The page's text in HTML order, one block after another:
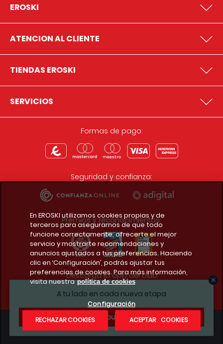
A tu lado en cada nueva etapa
¿Te apuntas?
EROSKI
ATENCION AL CLIENTE
TIENDAS EROSKI
SERVICIOS
Formas de pago:
Seguridad y confianza:
Premios y reconocimientos:
Descarga la app del club
Condiciones legales
En EROSKI utilizamos cookies propias y de
terceros para asegurarnos de que todo
funcione correctamente, ofrecerte el mejor
servicio y mostrarte recomendaciones y
anuncios ajustados a tus preferencias. Haciendo
clic en ‘Configuración’, podrás ajustar tus
preferencias de cookies. Para más información,
visita nuestra política de cookies
Configuración
RECHAZAR COOKIES
ACEPTAR COOKIES